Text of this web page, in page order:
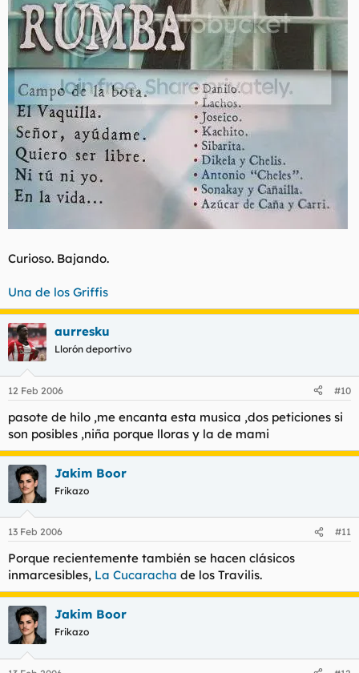
Curioso. Bajando.
Una de los Griffis
aurresku
Llorón deportivo
12 Feb 2006 #10
pasote de hilo ,me encanta esta musica ,dos peticiones si
son posibles ,niña porque lloras y la de mami
Jakim Boor
Frikazo
13 Feb 2006 #11
Porque recientemente también se hacen clásicos
inmarcesibles, La Cucaracha de los Travilis.
Jakim Boor
Frikazo